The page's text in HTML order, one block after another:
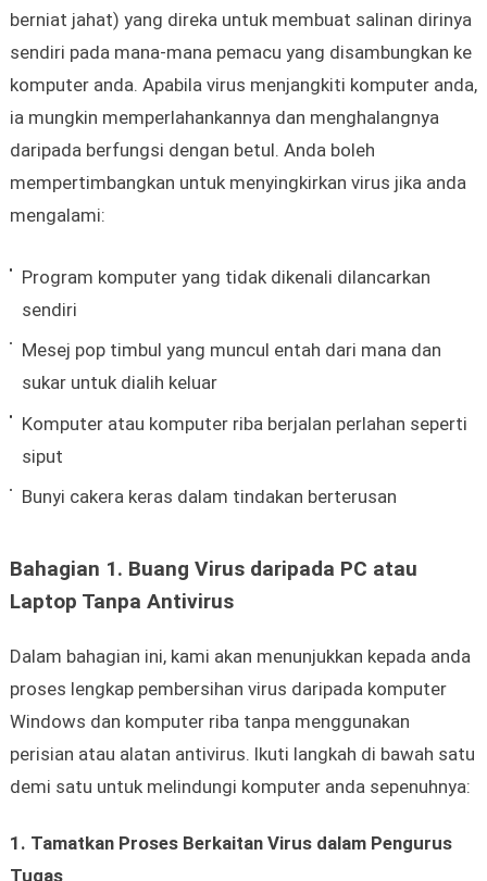
berniat jahat) yang direka untuk membuat salinan dirinya
sendiri pada mana-mana pemacu yang disambungkan ke
komputer anda. Apabila virus menjangkiti komputer anda,
ia mungkin memperlahankannya dan menghalangnya
daripada berfungsi dengan betul. Anda boleh
mempertimbangkan untuk menyingkirkan virus jika anda
mengalami:
Program komputer yang tidak dikenali dilancarkan
sendiri
Mesej pop timbul yang muncul entah dari mana dan
sukar untuk dialih keluar
Komputer atau komputer riba berjalan perlahan seperti
siput
Bunyi cakera keras dalam tindakan berterusan
Bahagian 1. Buang Virus daripada PC atau
Laptop Tanpa Antivirus
Dalam bahagian ini, kami akan menunjukkan kepada anda
proses lengkap pembersihan virus daripada komputer
Windows dan komputer riba tanpa menggunakan
perisian atau alatan antivirus. Ikuti langkah di bawah satu
demi satu untuk melindungi komputer anda sepenuhnya:
1. Tamatkan Proses Berkaitan Virus dalam Pengurus
Tugas